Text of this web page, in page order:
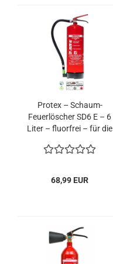
Protex – Schaum-
Feuerlöscher SD6 E – 6
Liter – fluorfrei – für die
Zertifiziert nach DIN EN
praktischer Halterung –
mit Prüfplakette –
68,99 EUR